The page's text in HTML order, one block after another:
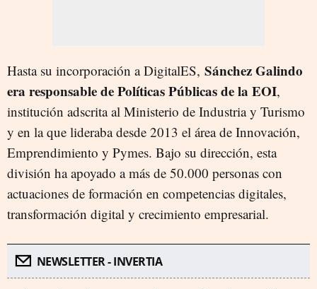
Hasta su incorporación a DigitalES, Sánchez Galindo
era responsable de Políticas Públicas de la EOI,
institución adscrita al Ministerio de Industria y Turismo
y en la que lideraba desde 2013 el área de Innovación,
Emprendimiento y Pymes. Bajo su dirección, esta
división ha apoyado a más de 50.000 personas con
actuaciones de formación en competencias digitales,
transformación digital y crecimiento empresarial.
NEWSLETTER - INVERTIA